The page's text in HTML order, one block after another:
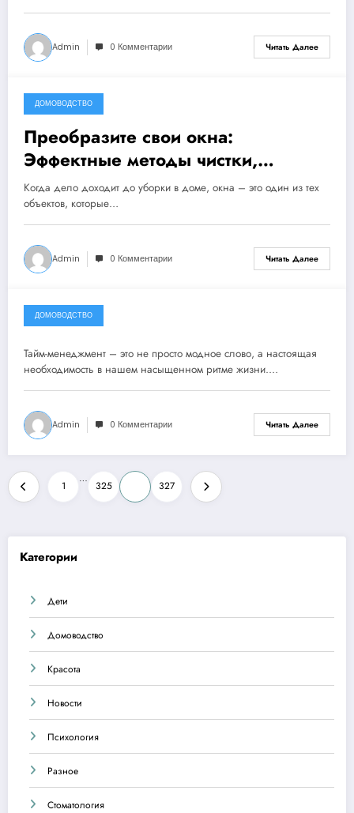
Admin 0 Комментарии Читать Далее
8 декабря, 2023
ДОМОВОДСТВО
Преобразите свои окна:
Эффектные методы чистки,
которые изменят ваш взгляд на
чистоту!
Когда дело доходит до уборки в доме, окна – это один из тех
объектов, которые…
Admin 0 Комментарии Читать Далее
7 декабря, 2023
ДОМОВОДСТВО
Тайм-менеджмент – это не просто модное слово, а настоящая
необходимость в нашем насыщенном ритме жизни.…
Admin 0 Комментарии Читать Далее
Пагинация
записей
1
…
325 327
Категории
Дети
Домоводство
Красота
Новости
Психология
Разное
Стоматология